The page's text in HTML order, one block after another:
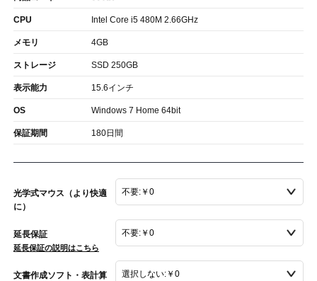
CPU Intel Core i5 480M 2.66GHz
メモリ 4GB
ストレージ SSD 250GB
表示能力 15.6インチ
OS Windows 7 Home 64bit
保証期間 180日間
光学式マウス（より快適
に）
延長保証
延長保証の説明はこちら
文書作成ソフト・表計算